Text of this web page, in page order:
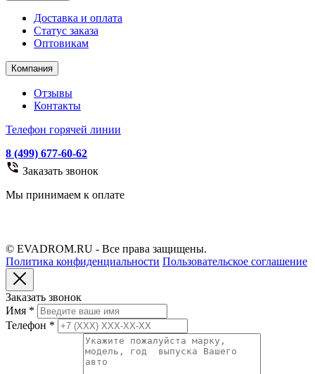
Доставка и оплата
Статус заказа
Оптовикам
Компания
Отзывы
Контакты
Телефон горячей линии
8 (499) 677-60-62
Заказать звонок
Мы принимаем к оплате
© EVADROM.RU - Все права защищены.
Политика конфиденциальности Пользовательское соглашение
Заказать звонок
Имя *
Телефон *